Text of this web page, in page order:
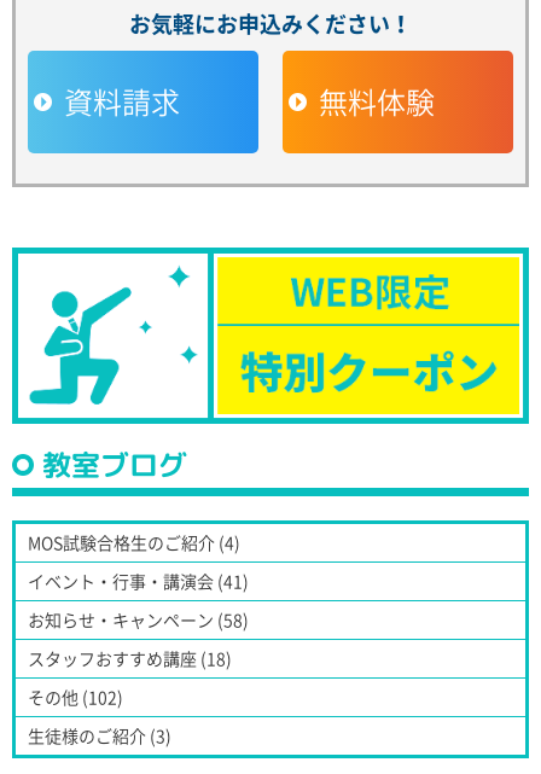
お気軽にお申込みください！
資料請求 無料体験
教室ブログ
MOS試験合格生のご紹介 (4)
イベント・行事・講演会 (41)
お知らせ・キャンペーン (58)
スタッフおすすめ講座 (18)
その他 (102)
生徒様のご紹介 (3)